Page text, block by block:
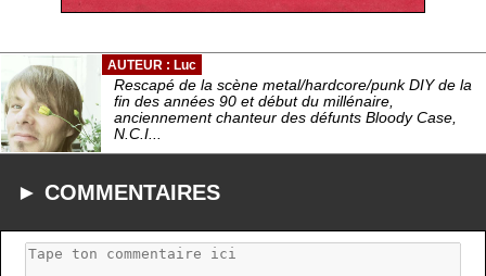
AUTEUR : Luc
Rescapé de la scène metal/hardcore/punk DIY de la
fin des années 90 et début du millénaire,
anciennement chanteur des défunts Bloody Case,
N.C.I...
► COMMENTAIRES